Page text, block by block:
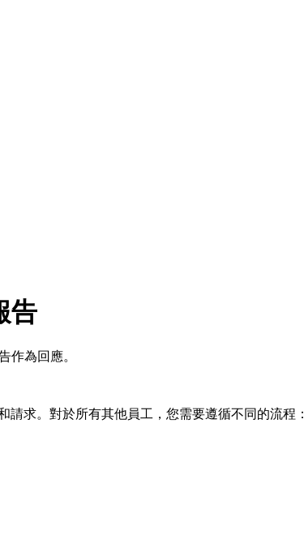
告
作為回應。
求。對於所有其他員工，您需要遵循不同的流程：